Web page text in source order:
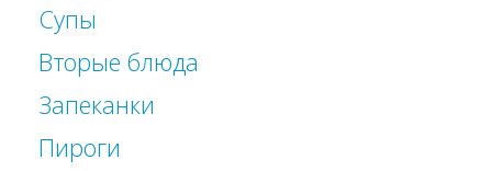
Супы
Вторые блюда
Запеканки
Пироги